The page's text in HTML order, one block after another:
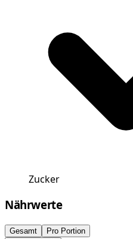
Zucker
Nährwerte
Gesamt
Pro Portion